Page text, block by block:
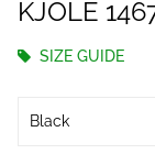
KJOLE
SIZE GUIDE
Black